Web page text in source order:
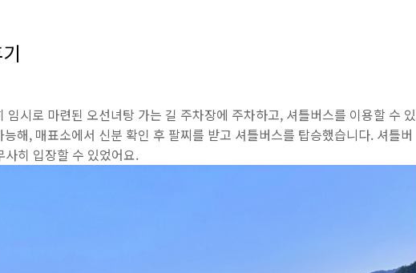
시로 마련된 오선녀탕 가는 길 주차장에 주차하고, 셔틀버스를 이용할 수 있
해, 매표소에서 신분 확인 후 팔찌를 받고 셔틀버스를 탑승했습니다. 셔틀버
히 입장할 수 있었어요.